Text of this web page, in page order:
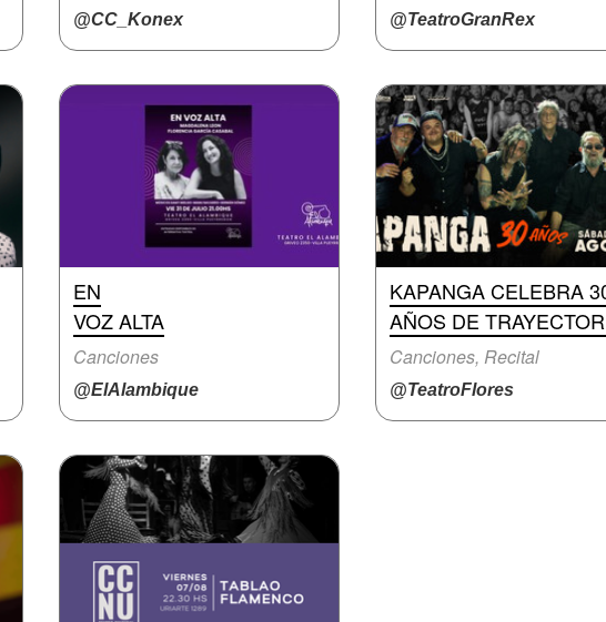
@CC_Konex @TeatroGranRex
EN
VOZ ALTA
Canciones
@ElAlambique
KAPANGA CELEBRA
AÑOS DE
Canciones, Recital
@TeatroFlores